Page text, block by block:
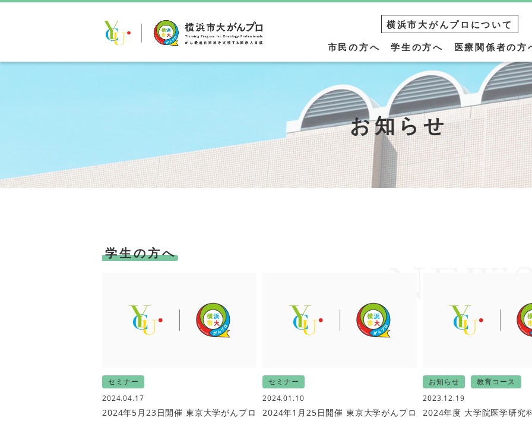
横浜市大がんプロについて
市民の方へ
学生の方へ 医療関係者の方
お知らせ
学生の方へ
セミナー
2024.04.17
2024年5月23日開催 東京大学がんプロ
セミナー
2024.01.10
2024年1月25日開催 東京大学がんプロ
お知らせ
教育コース
2023.12.19
2024年度 大学院医学研究